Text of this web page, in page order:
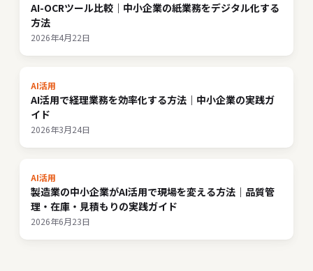
AI-OCRツール比較｜中小企業の紙業務をデジタル化する
方法
2026年4月22日
AI活用
AI活用で経理業務を効率化する方法｜中小企業の実践ガ
イド
2026年3月24日
AI活用
製造業の中小企業がAI活用で現場を変える方法｜品質管
理・在庫・見積もりの実践ガイド
2026年6月23日